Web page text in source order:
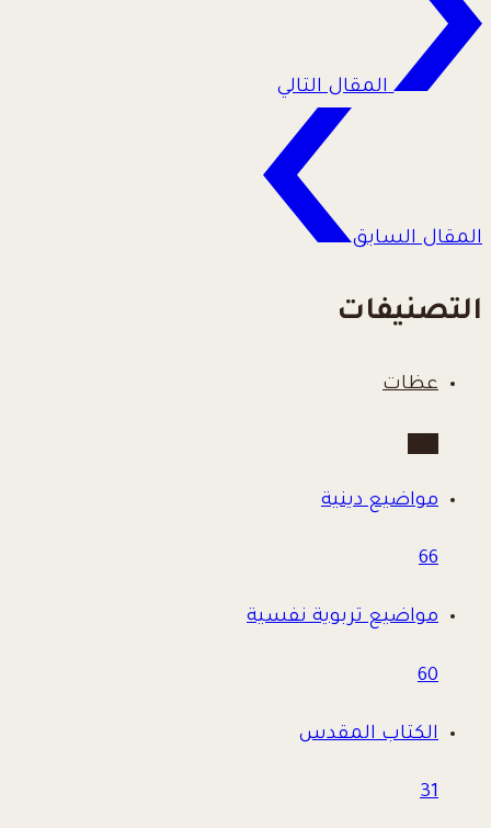
المقال التالي
المقال السابق
التصنيفات
عظات
مواضيع دينية
66
مواضيع تربوية نفسية
60
الكتاب المقدس
31